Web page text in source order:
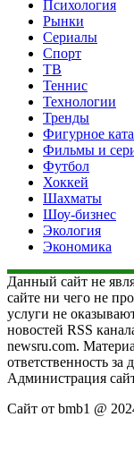
Психология
Рынки
Сериалы
Спорт
ТВ
Теннис
Технологии
Тренды
Фигурное
Фильмы и
Футбол
Хоккей
Шахматы
Шоу-бизнес
Экология
Экономика
Данный сайт не
сайте ни чего не
услуги не
новостей RSS
newsru.com.
ответственность
Администрация
Сайт от bmb1 @